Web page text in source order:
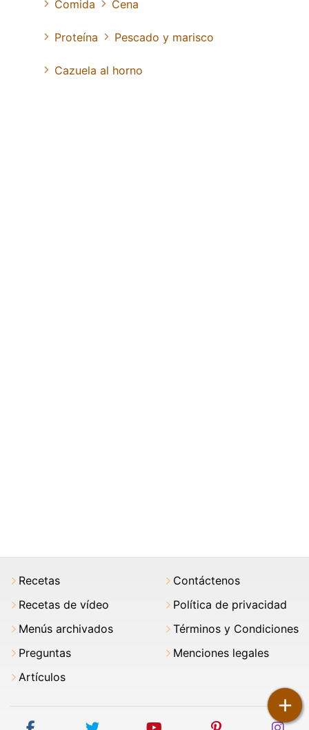
+
Comida
Cena
Proteína Pescado y marisco
Cazuela al horno
Recetas
Recetas de vídeo
Menús archivados
Preguntas
Artículos
Contáctenos
Política de privacidad
Términos y Condiciones
Menciones legales